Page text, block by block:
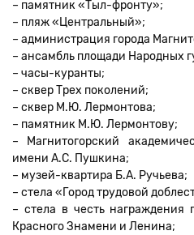
– памятник «Тыл-фронту»;
– пляж «Центральный»;
– администрация города
– ансамбль площади Народных
– часы-куранты;
– сквер Трех поколений;
– сквер М.Ю. Лермонтова;
– памятник М.Ю. Лермонтову;
– Магнитогорский
имени А.С. Пушкина;
– музей-квартира Б.А. Ручьева;
– стела «Город трудовой
– стела в честь награждения
Красного Знамени и Ленина;